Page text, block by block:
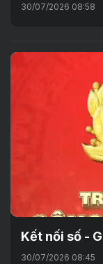
30/07/2026 08:58
Kết nối số -
30/07/2026 08:45